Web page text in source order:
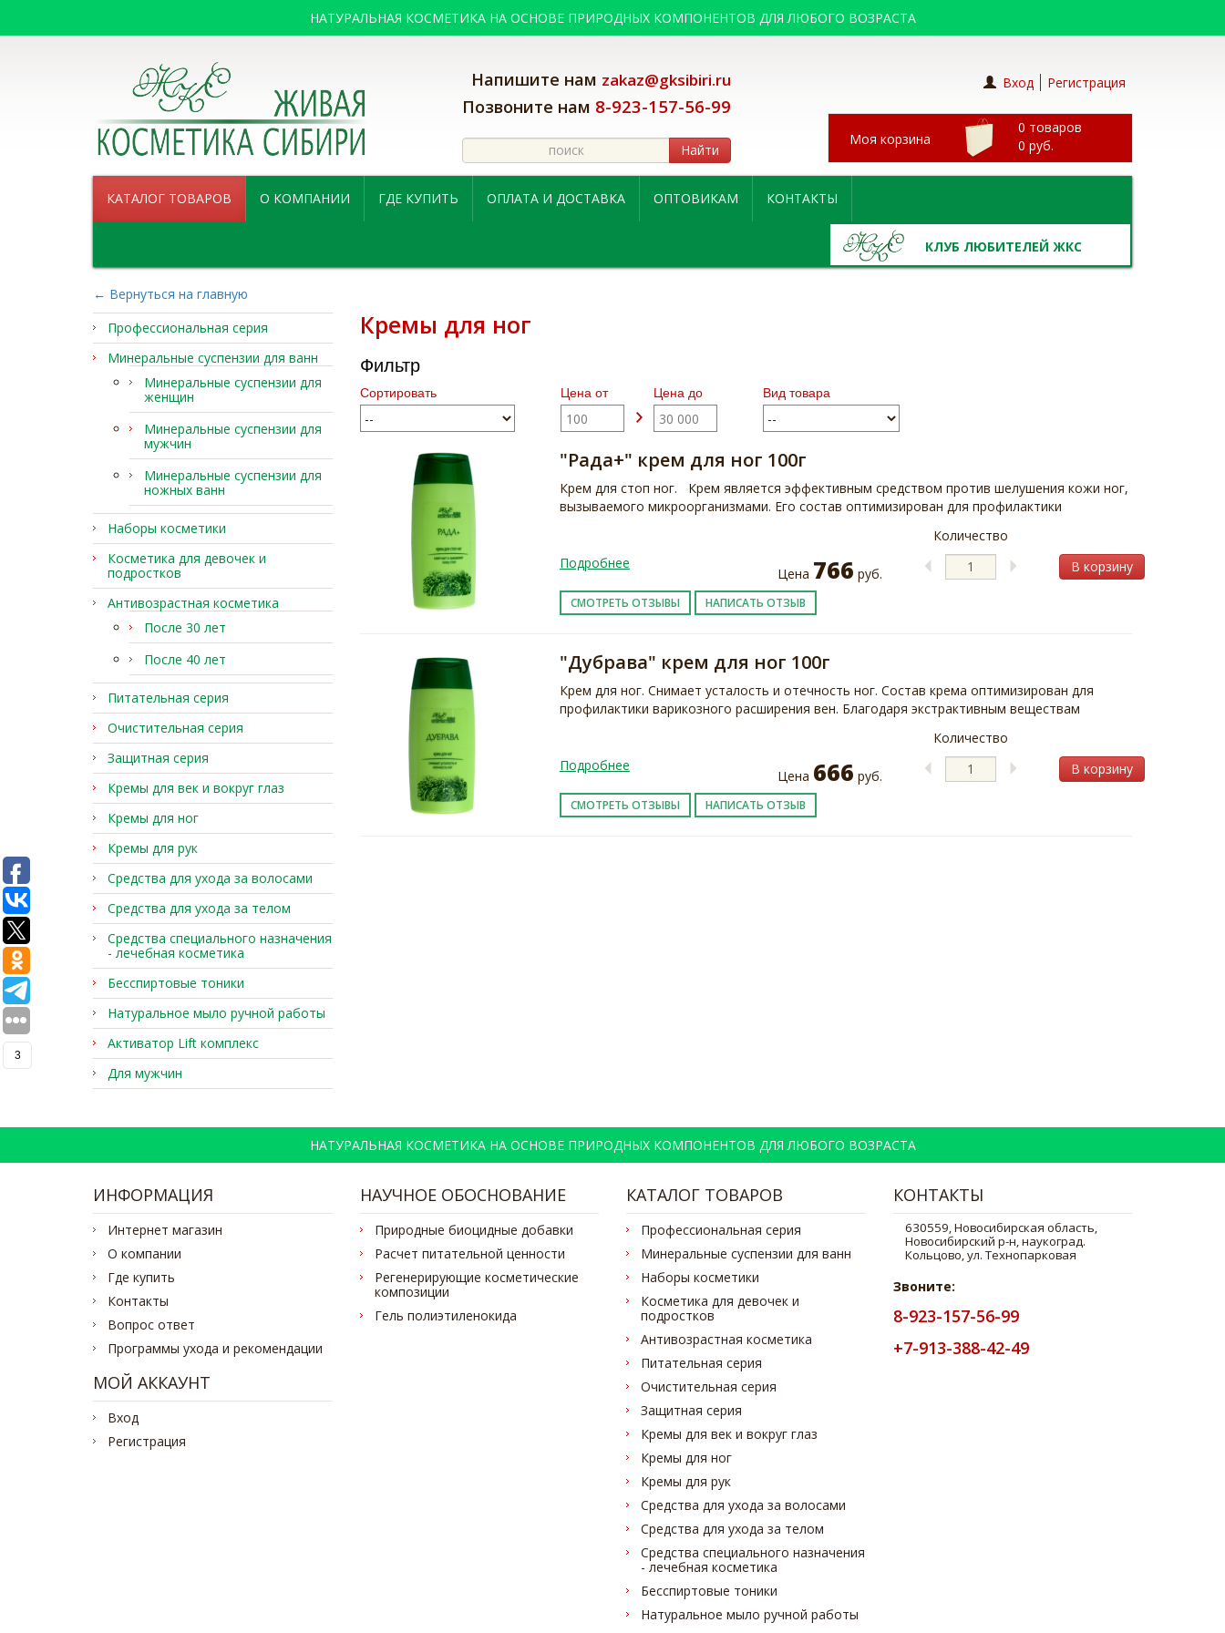
НАТУРАЛЬНАЯ КОСМЕТИКА НА ОСНОВЕ ПРИРОДНЫХ КОМПОНЕНТОВ ДЛЯ ЛЮБОГО ВОЗРАСТА
Напишите нам zakaz@gksibiri.ru
Позвоните нам 8-923-157-56-99
Вход Регистрация
Моя корзина
0 товаров
0 руб.
Найти
КАТАЛОГ ТОВАРОВ О КОМПАНИИ ГДЕ КУПИТЬ ОПЛАТА И ДОСТАВКА ОПТОВИКАМ КОНТАКТЫ
КЛУБ ЛЮБИТЕЛЕЙ ЖКС
← Вернуться на главную
Профессиональная серия
Минеральные суспензии для ванн
Минеральные суспензии для
женщин
Минеральные суспензии для
мужчин
Минеральные суспензии для
ножных ванн
Наборы косметики
Косметика для девочек и
подростков
Антивозрастная косметика
После 30 лет
После 40 лет
Питательная серия
Очистительная серия
Защитная серия
Кремы для век и вокруг глаз
Кремы для ног
Кремы для рук
Средства для ухода за волосами
Средства для ухода за телом
Средства специального назначения
- лечебная косметика
Бесспиртовые тоники
Натуральное мыло ручной работы
Активатор Lift комплекс
Для мужчин
Кремы для ног
Фильтр
Сортировать Цена от Цена до Вид товара
"Рада+" крем для ног 100г
Крем для стоп ног. Крем является эффективным средством против шелушения кожи ног,
вызываемого микроорганизмами. Его состав оптимизирован для профилактики
Подробнее
СМОТРЕТЬ ОТЗЫВЫ НАПИСАТЬ ОТЗЫВ
В корзину
Количество
Цена 766 руб.
"Дубрава" крем для ног 100г
Крем для ног. Снимает усталость и отечность ног. Состав крема оптимизирован для
профилактики варикозного расширения вен. Благодаря экстрактивным веществам
Подробнее
СМОТРЕТЬ ОТЗЫВЫ НАПИСАТЬ ОТЗЫВ
В корзину
Количество
Цена 666 руб.
НАТУРАЛЬНАЯ КОСМЕТИКА НА ОСНОВЕ ПРИРОДНЫХ КОМПОНЕНТОВ ДЛЯ ЛЮБОГО ВОЗРАСТА
ИНФОРМАЦИЯ
Интернет магазин
О компании
Где купить
Контакты
Вопрос ответ
Программы ухода и рекомендации
МОЙ АККАУНТ
Вход
Регистрация
НАУЧНОЕ ОБОСНОВАНИЕ
Природные биоцидные добавки
Расчет питательной ценности
Регенерирующие косметические
композиции
Гель полиэтиленокида
КАТАЛОГ ТОВАРОВ
Профессиональная серия
Минеральные суспензии для ванн
Наборы косметики
Косметика для девочек и
подростков
Антивозрастная косметика
Питательная серия
Очистительная серия
Защитная серия
Кремы для век и вокруг глаз
Кремы для ног
Кремы для рук
Средства для ухода за волосами
Средства для ухода за телом
Средства специального назначения
- лечебная косметика
Бесспиртовые тоники
Натуральное мыло ручной работы
КОНТАКТЫ
Звоните:
8-923-157-56-99
+7-913-388-42-49
3